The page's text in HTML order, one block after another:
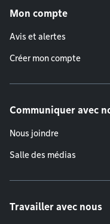
Mon compte
Avis et alertes
Créer mon compte
Communiquer avec
Nous joindre
Salle des médias
Travailler avec nous